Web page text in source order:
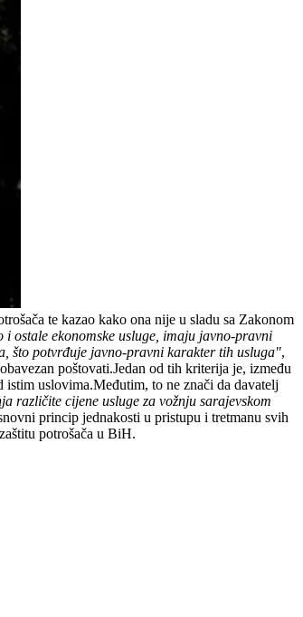
te kazao kako ona nije u sladu sa Zakonom
i ostale ekonomske usluge, imaju javno-pravni
što potvrđuje javno-pravni karakter tih usluga",
poštovati.Jedan od tih kriterija je, između
uslovima.Međutim, to ne znači da davatelj
različite cijene usluge za vožnju sarajevskom
princip jednakosti u pristupu i tretmanu svih
potrošača u BiH.